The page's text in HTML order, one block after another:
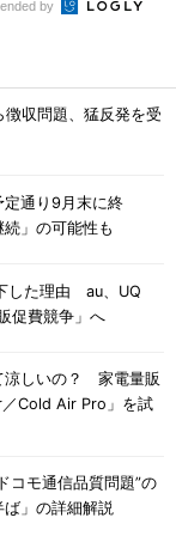
by
収問題、猛反発を受
定通り9月末に終
」の可能性も
した理由 au、UQ
促費競争」へ
涼しいの？ 家電量販
Cold Air Pro」を試
コモ通信品質問題”の
」の詳細解説